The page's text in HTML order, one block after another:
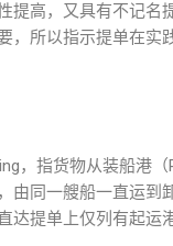
提高，又具有不记名
，所以指示提单在实
，指货物从装船港（
由同一艘船一直运到
达提单上仅列有起运